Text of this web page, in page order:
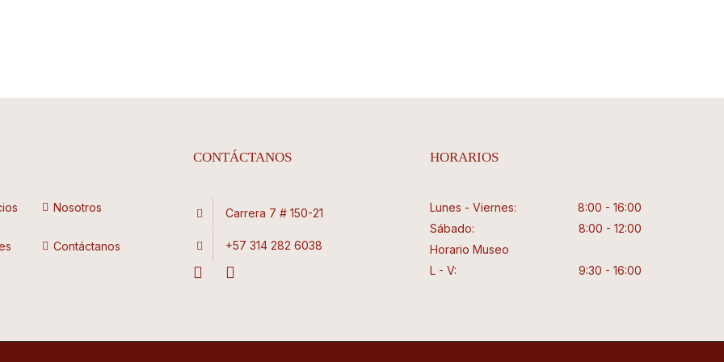
Nosotros
Contáctanos
CONTÁCTANOS
Carrera 7 # 150-21
+57 314 282 6038
HORARIOS
Lunes - Viernes:
8:00 - 16:00
Sábado:
8:00 - 12:00
Horario Museo
L - V:
9:30 - 16:00